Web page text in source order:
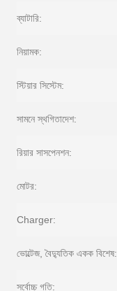
ব্যাটারি:
নিয়ামক:
স্টিয়ার সিস্টেম:
সামনে স্থগিতাদেশ:
রিয়ার সাসপেনশন:
মোটর:
Charger:
ভোল্টেজ, বৈদ্যুতিক একক বিশেষ:
সর্বোচ্চ গতি: